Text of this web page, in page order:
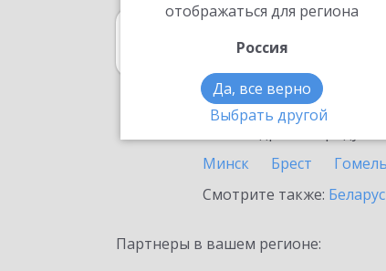
отображаться для региона
Россия
Да, все верно
Выбрать другой
в населенном
Ознакомьтесь с
Минск
Брест
Гомель
Смотрите также:
Партнеры в вашем регионе: